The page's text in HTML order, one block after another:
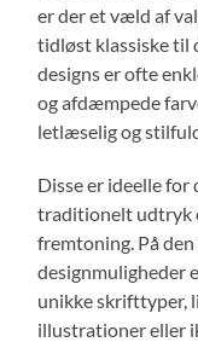
er der et væld af
tidløst klassiske til
designs er ofte
og afdæmpede
letlæselig og
Disse er ideelle
traditionelt udtryk
fremtoning. På
designmuligheder
unikke skrifttyper,
illustrationer eller